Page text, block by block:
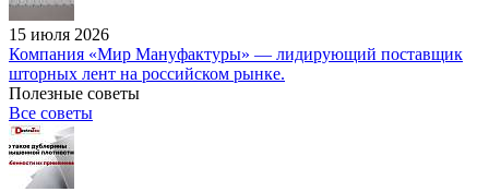
15 июля 2026
Компания «Мир Мануфактуры» — лидирующий поставщик
шторных лент на российском рынке.
Полезные советы
Все советы